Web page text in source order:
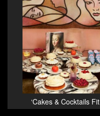
‘Cakes & Cocktails